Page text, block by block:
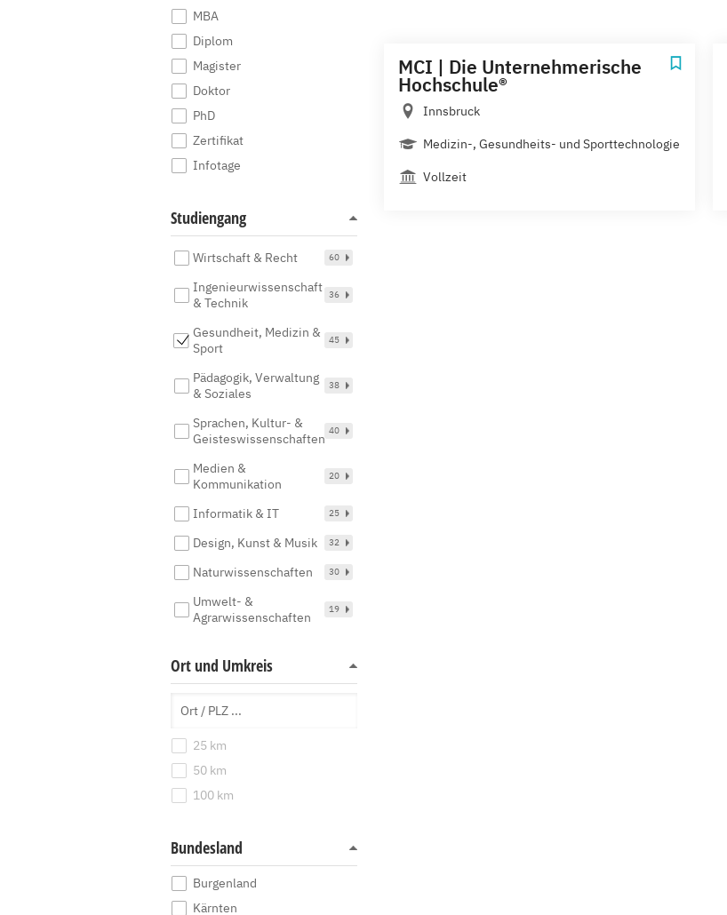
MBA
Diplom
Magister
Doktor
PhD
Zertifikat
Infotage
Studiengang
Wirtschaft & Recht 60
Ingenieurwissenschaft
& Technik
36
Gesundheit, Medizin &
Sport
45
Pädagogik, Verwaltung
& Soziales
38
Sprachen, Kultur- &
Geisteswissenschaften
40
Medien &
Kommunikation
20
Informatik & IT 25
Design, Kunst & Musik 32
Naturwissenschaften 30
Umwelt- &
Agrarwissenschaften
19
Ort und Umkreis
25 km
50 km
100 km
Bundesland
Burgenland
Kärnten
MCI | Die Unternehmerische
Hochschule®
Innsbruck
Medizin-, Gesundheits- und Sporttechnologie
Vollzeit